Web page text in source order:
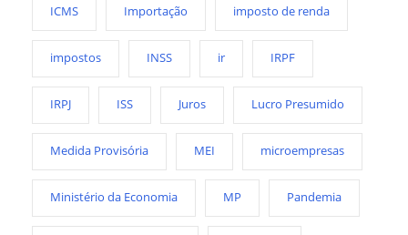
ICMS Importação imposto de renda
impostos INSS ir IRPF
IRPJ ISS Juros Lucro Presumido
Medida Provisória MEI microempresas
Ministério da Economia MP Pandemia